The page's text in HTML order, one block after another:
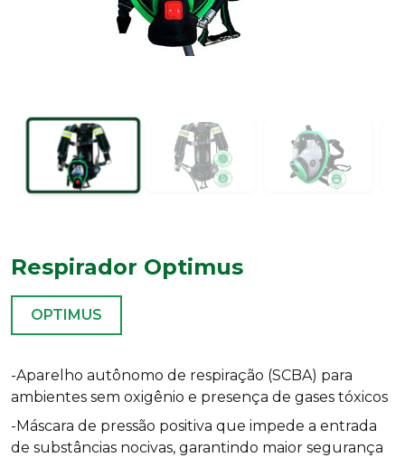
Respirador Optimus
OPTIMUS
-Aparelho autônomo de respiração (SCBA) para
ambientes sem oxigênio e presença de gases tóxicos
-Máscara de pressão positiva que impede a entrada
de substâncias nocivas, garantindo maior segurança